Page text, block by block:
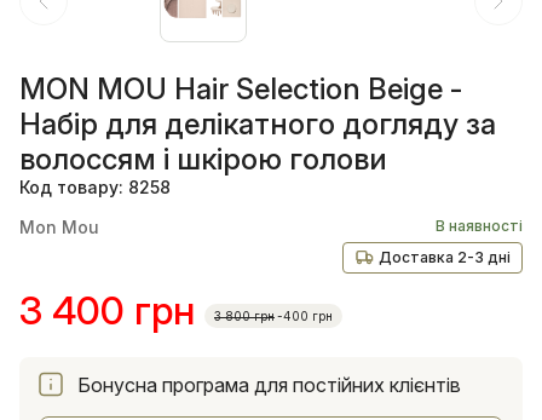
MON MOU Hair Selection Beige -
Набір для делікатного догляду за
волоссям і шкірою голови
Код товару: 8258
Mon Mou
В наявності
Доставка 2-3 дні
3 400 грн 3 800 грн-400 грн
Бонусна програма для постійних клієнтів